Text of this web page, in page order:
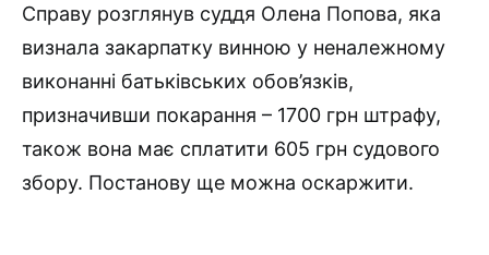
Справу розглянув суддя Олена Попова, яка
визнала закарпатку винною у неналежному
виконанні батьківських обов’язків,
призначивши покарання – 1700 грн штрафу,
також вона має сплатити 605 грн судового
збору. Постанову ще можна оскаржити.